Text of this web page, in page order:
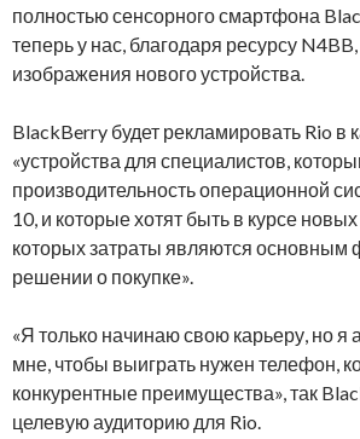
полностью сенсорного смартфона
теперь у нас, благодаря ресурсу
изображения нового устройства.
BlackBerry будет рекламировать Rio в
«устройства для специалистов,
производительность операционной
10, и которые хотят быть в курсе
которых затраты являются основным
решении о покупке».
«Я только начинаю свою карьеру, но я
мне, чтобы выиграть нужен телефон,
конкурентные преимущества», так
целевую аудиторию для Rio.